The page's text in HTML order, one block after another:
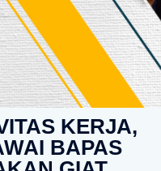
KERJA,
BAPAS